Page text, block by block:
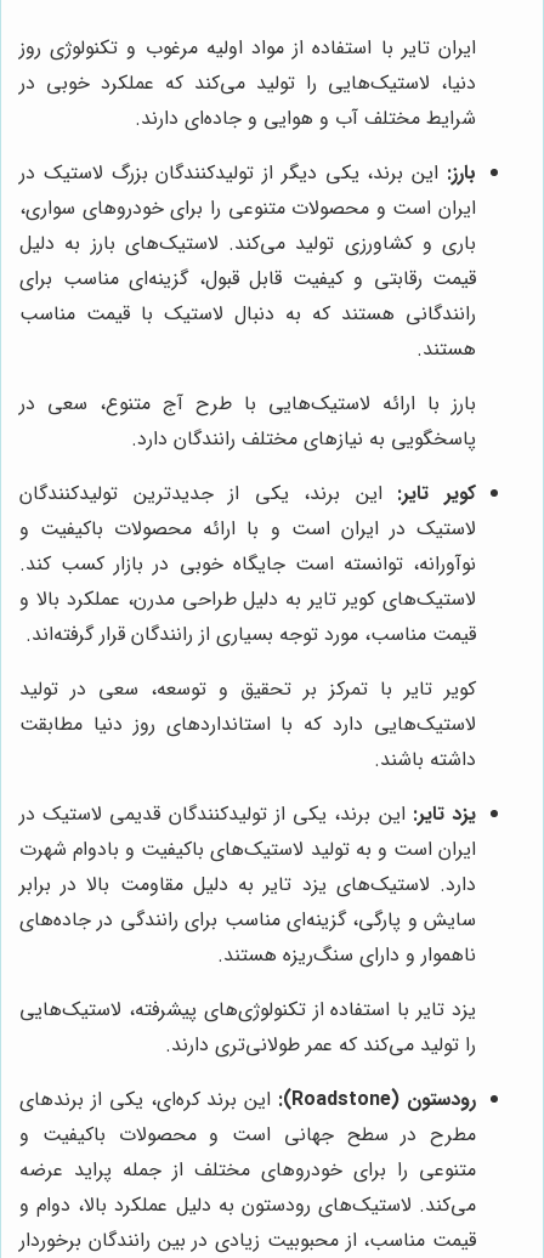
ایران تایر با استفاده از مواد اولیه مرغوب و تکنولوژی روز
دنیا، لاستیک‌هایی را تولید می‌کند که عملکرد خوبی در
شرایط مختلف آب و هوایی و جاده‌ای دارند.
بارز: این برند، یکی دیگر از تولیدکنندگان بزرگ لاستیک در
ایران است و محصولات متنوعی را برای خودروهای سواری،
باری و کشاورزی تولید می‌کند. لاستیک‌های بارز به دلیل
قیمت رقابتی و کیفیت قابل قبول، گزینه‌ای مناسب برای
رانندگانی هستند که به دنبال لاستیک با قیمت مناسب
هستند.
بارز با ارائه لاستیک‌هایی با طرح آج متنوع، سعی در
پاسخگویی به نیازهای مختلف رانندگان دارد.
کویر تایر: این برند، یکی از جدیدترین تولیدکنندگان
لاستیک در ایران است و با ارائه محصولات باکیفیت و
نوآورانه، توانسته است جایگاه خوبی در بازار کسب کند.
لاستیک‌های کویر تایر به دلیل طراحی مدرن، عملکرد بالا و
قیمت مناسب، مورد توجه بسیاری از رانندگان قرار گرفته‌اند.
کویر تایر با تمرکز بر تحقیق و توسعه، سعی در تولید
لاستیک‌هایی دارد که با استانداردهای روز دنیا مطابقت
داشته باشند.
یزد تایر: این برند، یکی از تولیدکنندگان قدیمی لاستیک در
ایران است و به تولید لاستیک‌های باکیفیت و بادوام شهرت
دارد. لاستیک‌های یزد تایر به دلیل مقاومت بالا در برابر
سایش و پارگی، گزینه‌ای مناسب برای رانندگی در جاده‌های
ناهموار و دارای سنگ‌ریزه هستند.
یزد تایر با استفاده از تکنولوژی‌های پیشرفته، لاستیک‌هایی
را تولید می‌کند که عمر طولانی‌تری دارند.
رودستون (Roadstone):
این برند کره‌ای، یکی از برندهای
مطرح در سطح جهانی است و محصولات باکیفیت و
متنوعی را برای خودروهای مختلف از جمله پراید عرضه
می‌کند. لاستیک‌های رودستون به دلیل عملکرد بالا، دوام و
قیمت مناسب، از محبوبیت زیادی در بین رانندگان برخوردار